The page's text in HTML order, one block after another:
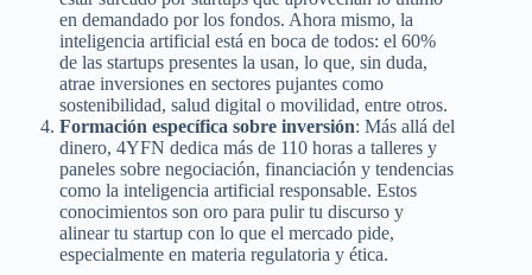
en demandado por los fondos. Ahora mismo, la
inteligencia artificial está en boca de todos: el 60%
de las startups presentes la usan, lo que, sin duda,
atrae inversiones en sectores pujantes como
sostenibilidad, salud digital o movilidad, entre otros.
Formación específica sobre inversión: Más allá del
dinero, 4YFN dedica más de 110 horas a talleres y
paneles sobre negociación, financiación y tendencias
como la inteligencia artificial responsable. Estos
conocimientos son oro para pulir tu discurso y
alinear tu startup con lo que el mercado pide,
especialmente en materia regulatoria y ética.